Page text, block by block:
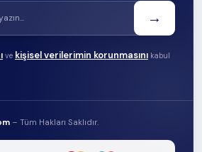
→
ve kişisel verilerimin korunmasını kabul
– Tüm Hakları Saklıdır.